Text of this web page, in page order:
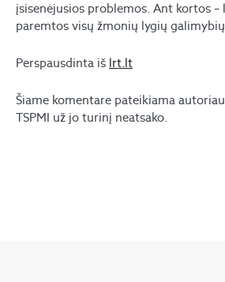
įsisenėjusios problemos. Ant kortos –
paremtos visų žmonių lygių
Perspausdinta iš lrt.lt
Šiame komentare pateikiama
TSPMI už jo turinį neatsako.